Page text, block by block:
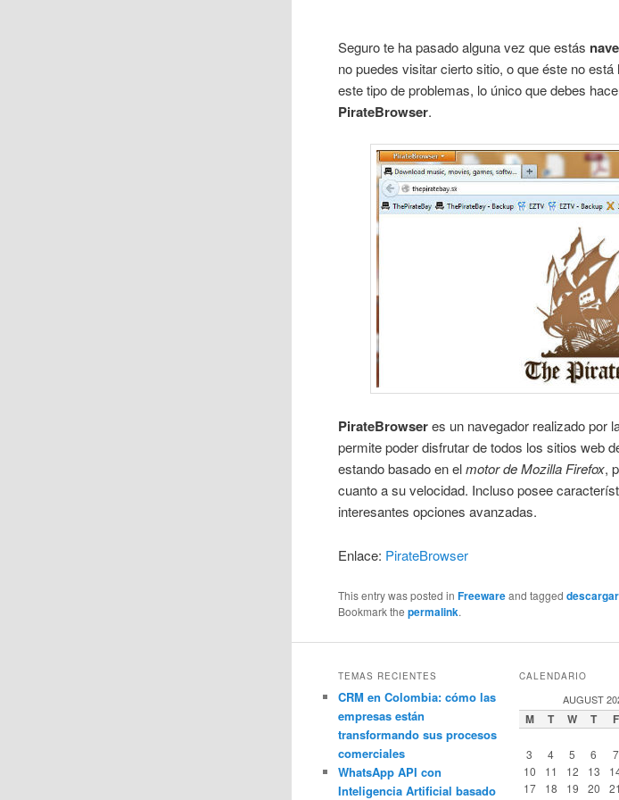
Seguro te ha pasado alguna vez que estás
no puedes visitar cierto sitio, o que éste no
este tipo de problemas, lo único que debes
PirateBrowser.
PirateBrowseres un navegador realizado por
permite poder disfrutar de todos los sitios web
estando basado en elmotor de Mozilla Firefox,
cuanto a su velocidad. Incluso posee
interesantes opciones avanzadas.
Enlace: PirateBrowser
This entry was posted inFreewareand tagged
Bookmark thepermalink.
TEMAS RECIENTES
CRM en Colombia: cómo las
empresas están
transformando sus procesos
comerciales
WhatsApp API con
Inteligencia Artificial basado
CALENDARIO
AUGUST
M T W T F
3
4 5 6 7
10
11 12 13
17
18 19 20 21